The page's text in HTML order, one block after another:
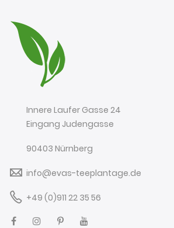
Innere Laufer Gasse 24
Eingang Judengasse
90403 Nürnberg
info@evas-teeplantage.de
+49 (0)911 22 35 56